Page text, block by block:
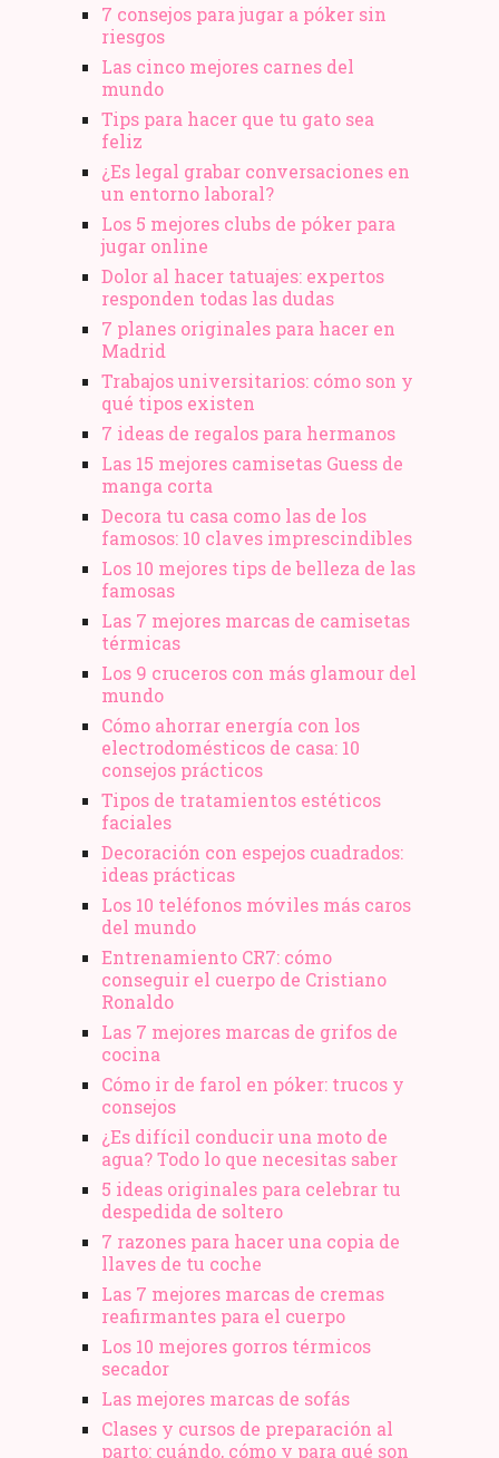
7 consejos para jugar a póker sin
riesgos
Las cinco mejores carnes del
mundo
Tips para hacer que tu gato sea
feliz
¿Es legal grabar conversaciones en
un entorno laboral?
Los 5 mejores clubs de póker para
jugar online
Dolor al hacer tatuajes: expertos
responden todas las dudas
7 planes originales para hacer en
Madrid
Trabajos universitarios: cómo son y
qué tipos existen
7 ideas de regalos para hermanos
Las 15 mejores camisetas Guess de
manga corta
Decora tu casa como las de los
famosos: 10 claves imprescindibles
Los 10 mejores tips de belleza de las
famosas
Las 7 mejores marcas de camisetas
térmicas
Los 9 cruceros con más glamour del
mundo
Cómo ahorrar energía con los
electrodomésticos de casa: 10
consejos prácticos
Tipos de tratamientos estéticos
faciales
Decoración con espejos cuadrados:
ideas prácticas
Los 10 teléfonos móviles más caros
del mundo
Entrenamiento CR7: cómo
conseguir el cuerpo de Cristiano
Ronaldo
Las 7 mejores marcas de grifos de
cocina
Cómo ir de farol en póker: trucos y
consejos
¿Es difícil conducir una moto de
agua? Todo lo que necesitas saber
5 ideas originales para celebrar tu
despedida de soltero
7 razones para hacer una copia de
llaves de tu coche
Las 7 mejores marcas de cremas
reafirmantes para el cuerpo
Los 10 mejores gorros térmicos
secador
Las mejores marcas de sofás
Clases y cursos de preparación al
parto: cuándo, cómo y para qué son